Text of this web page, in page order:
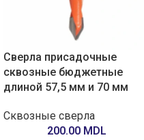
Сверла присадочные
сквозные бюджетные
длиной 57,5 мм и 70 мм
Сквозные сверла
200.00 MDL